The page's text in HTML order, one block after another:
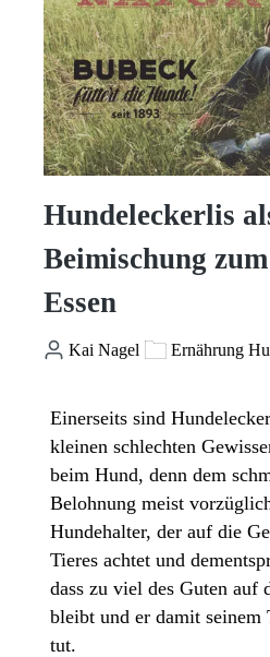
Hundeleckerlis
Beimischung
Essen
Kai Nagel Ernährung
Einerseits sind
kleinen schlechten
beim Hund, denn dem
Belohnung meist
Hundehalter, der auf die
Tieres achtet und
dass zu viel des Guten auf
bleibt und er damit seinem
tut.